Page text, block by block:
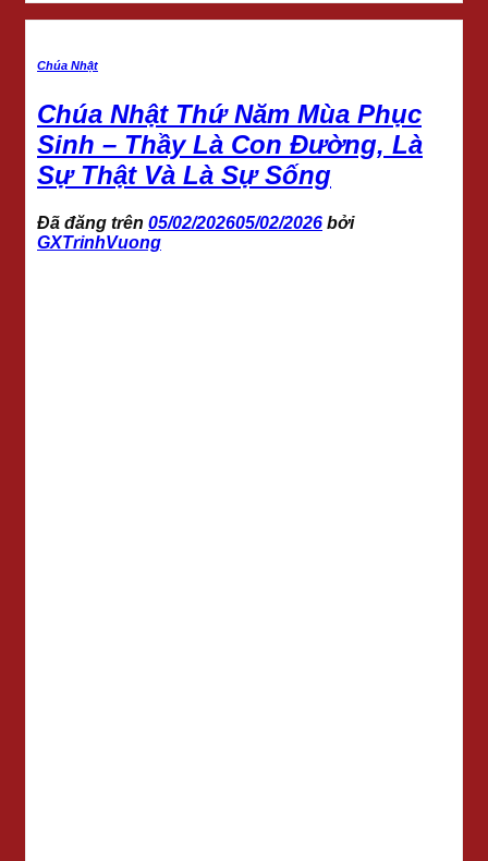
Chúa Nhật
Chúa Nhật Thứ Năm Mùa Phục
Sinh – Thầy Là Con Đường, Là
Sự Thật Và Là Sự Sống
Đã đăng trên 05/02/202605/02/2026 bởi
GXTrinhVuong